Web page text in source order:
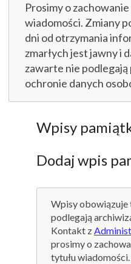
Prosimy o
wiadomości. Zmiany
dni od otrzymania
zmarłych jest jawny i
zawarte nie
ochronie danych
Wpisy
Dodaj wpis
Wpisy obowiązuje
podlegają
Kontakt z
prosimy o
tytułu wiadomości.